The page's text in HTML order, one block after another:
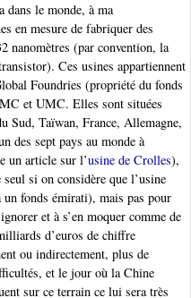
le monde, à ma
en mesure de fabriquer des
nanomètres (par convention, la
Ces usines appartiennent
Foundries (propriété du fonds
et UMC. Elles sont situées
Sud, Taïwan, France, Allemagne,
des sept pays au monde à
un article sur l’usine de Crolles),
si on considère que l’usine
fonds émirati), mais pas pour
et à s’en moquer comme de
d’euros de chiffre
ou indirectement, plus de
et le jour où la Chine
sur ce terrain ce lui sera très